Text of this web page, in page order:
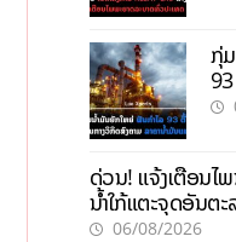
ກຸ່
ລ
ດ່ວນ! ແຈ້ງເຕືອນໄ
ນໍ້າໃກ້ແຕະຈຸດອັນຕະ
06/08/2026